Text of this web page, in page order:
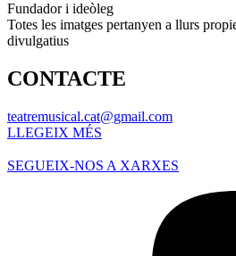
Fundador i ideòleg
Totes les imatges pertanyen a llurs
divulgatius
CONTACTE
teatremusical.cat@gmail.com
LLEGEIX MÉS
SEGUEIX-NOS A XARXES